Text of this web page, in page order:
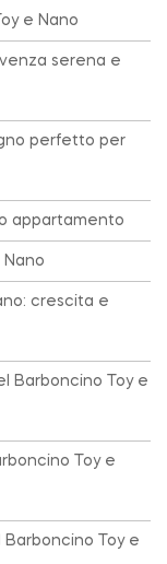
e Nano
serena e
perfetto per
appartamento
crescita e
Barboncino Toy e
Toy e
Toy e